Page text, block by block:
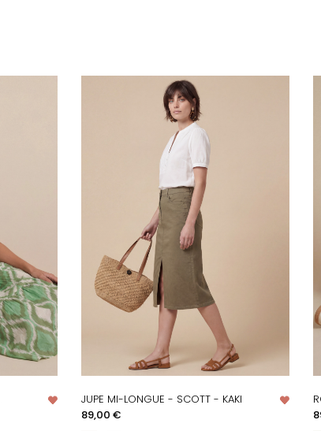
JUPE MI-LONGUE - SCOTT - KAKI
Prix
89,00 €